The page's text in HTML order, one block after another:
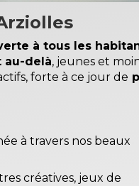
à tous les
au-delà, jeunes et
forte à ce jour de
à travers nos beaux
créatives, jeux de